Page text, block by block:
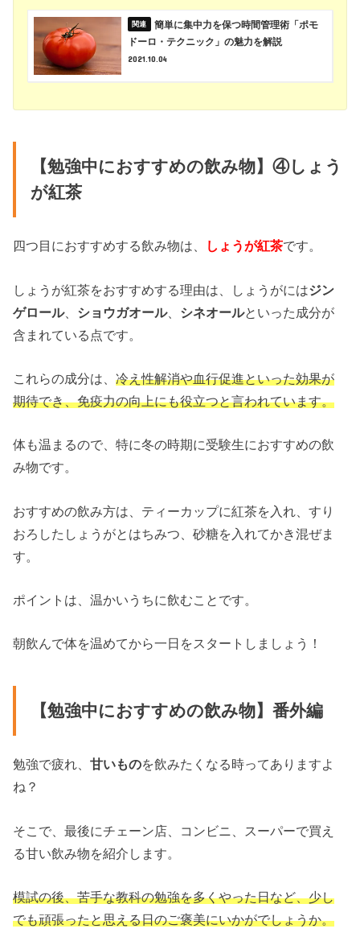
簡単に集中力を保つ時間管理術「ポモ
ドーロ・テクニック」の魅力を解説
2021.10.04
【勉強中におすすめの飲み物】④しょう
が紅茶
四つ目におすすめする飲み物は、 しょうが紅茶です。
しょうが紅茶をおすすめする理由は、しょうがにはジン
ゲロール、 ショウガオール、 シネオールといった成分が
含まれている点です。
これらの成分は、冷え性解消や血行促進といった効果が
期待でき、免疫力の向上にも役立つと言われています。
体も温まるので、特に冬の時期に受験生におすすめの飲
み物です。
おすすめの飲み方は、ティーカップに紅茶を入れ、すり
おろしたしょうがとはちみつ、砂糖を入れてかき混ぜま
す。
ポイントは、温かいうちに飲むことです。
朝飲んで体を温めてから一日をスタートしましょう！
【勉強中におすすめの飲み物】番外編
勉強で疲れ、甘いものを飲みたくなる時ってありますよ
ね？
そこで、最後にチェーン店、コンビニ、スーパーで買え
る甘い飲み物を紹介します。
模試の後、苦手な教科の勉強を多くやった日など、少し
でも頑張ったと思える日のご褒美にいかがでしょうか。